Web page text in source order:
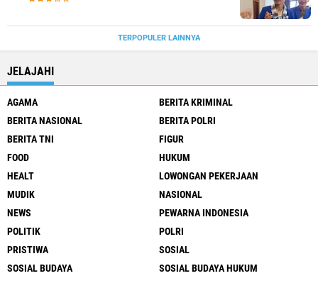
TERPOPULER LAINNYA
JELAJAHI
AGAMA
BERITA KRIMINAL
BERITA NASIONAL
BERITA POLRI
BERITA TNI
FIGUR
FOOD
HUKUM
HEALT
LOWONGAN PEKERJAAN
MUDIK
NASIONAL
NEWS
PEWARNA INDONESIA
POLITIK
POLRI
PRISTIWA
SOSIAL
SOSIAL BUDAYA
SOSIAL BUDAYA HUKUM